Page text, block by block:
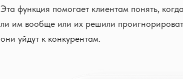
Эта функция помогает клиентам понять,
ли им вообще или их решили
они уйдут к конкурентам.